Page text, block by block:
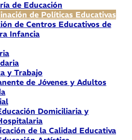
de Educación
de Políticas Educativas
de Centros Educativos de
Infancia
y Trabajo
de Jóvenes y Adultos
Domiciliaria y
de la Calidad Educativa